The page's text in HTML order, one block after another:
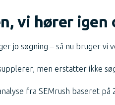
vi hører igen
jo søgning – så nu bruger vi
men erstatter ikke
fra SEMrush baseret på